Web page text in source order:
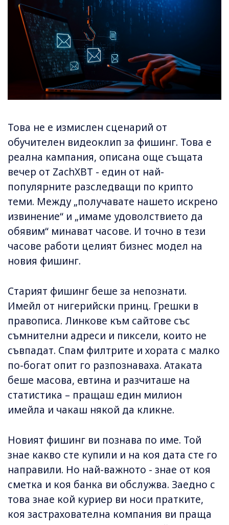
Това не е измислен сценарий от
обучителен видеоклип за фишинг. Това е
реална кампания, описана още същата
вечер от ZachXBT - един от най-
популярните разследващи по крипто
теми. Между „получавате нашето искрено
извинение“ и „имаме удоволствието да
обявим“ минават часове. И точно в тези
часове работи целият бизнес модел на
новия фишинг.
Старият фишинг беше за непознати.
Имейл от нигерийски принц. Грешки в
правописа. Линкове към сайтове със
съмнителни адреси и пиксели, които не
съвпадат. Спам филтрите и хората с малко
по-богат опит го разпознаваха. Атаката
беше масова, евтина и разчиташе на
статистика – пращаш един милион
имейла и чакаш някой да кликне.
Новият фишинг ви познава по име. Той
знае какво сте купили и на коя дата сте го
направили. Но най-важното - знае от коя
сметка и коя банка ви обслужва. Заедно с
това знае кой куриер ви носи пратките,
коя застрахователна компания ви праща